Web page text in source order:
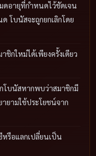
ดอายุที่กำหนดไว้ชัดเจน
โบนัสจะถูกยกเลิกโดย
กใหม่ได้เพียงครั้งเดียว
โบนัสหากพบว่าสมาชิกมี
ยามใช้ประโยชน์จาก
รือแลกเปลี่ยนเป็น